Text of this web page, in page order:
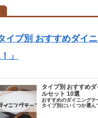
イプ別 おすすめダイ
」
タイプ別 おすすめ
ルセット 10選
おすすめのダイニングテ
タイプ別にいくつか選ん